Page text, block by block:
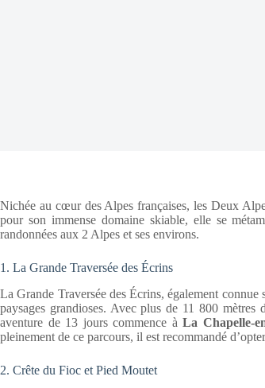
Nichée au cœur des Alpes françaises, les Deux
pour son immense domaine skiable, elle se
randonnées aux 2 Alpes et ses environs.
1. La Grande Traversée des Écrins
La Grande Traversée des Écrins, également connue
paysages grandioses. Avec plus de 11 800 mètres
aventure de 13 jours commence à La Chapelle-
pleinement de ce parcours, il est recommandé
2. Crête du Fioc et Pied Moutet